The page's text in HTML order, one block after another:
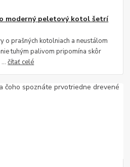
moderný peletový kotol šetrí
o prašných kotolniach a neustálom
tuhým palivom pripomína skôr
...čítať celé